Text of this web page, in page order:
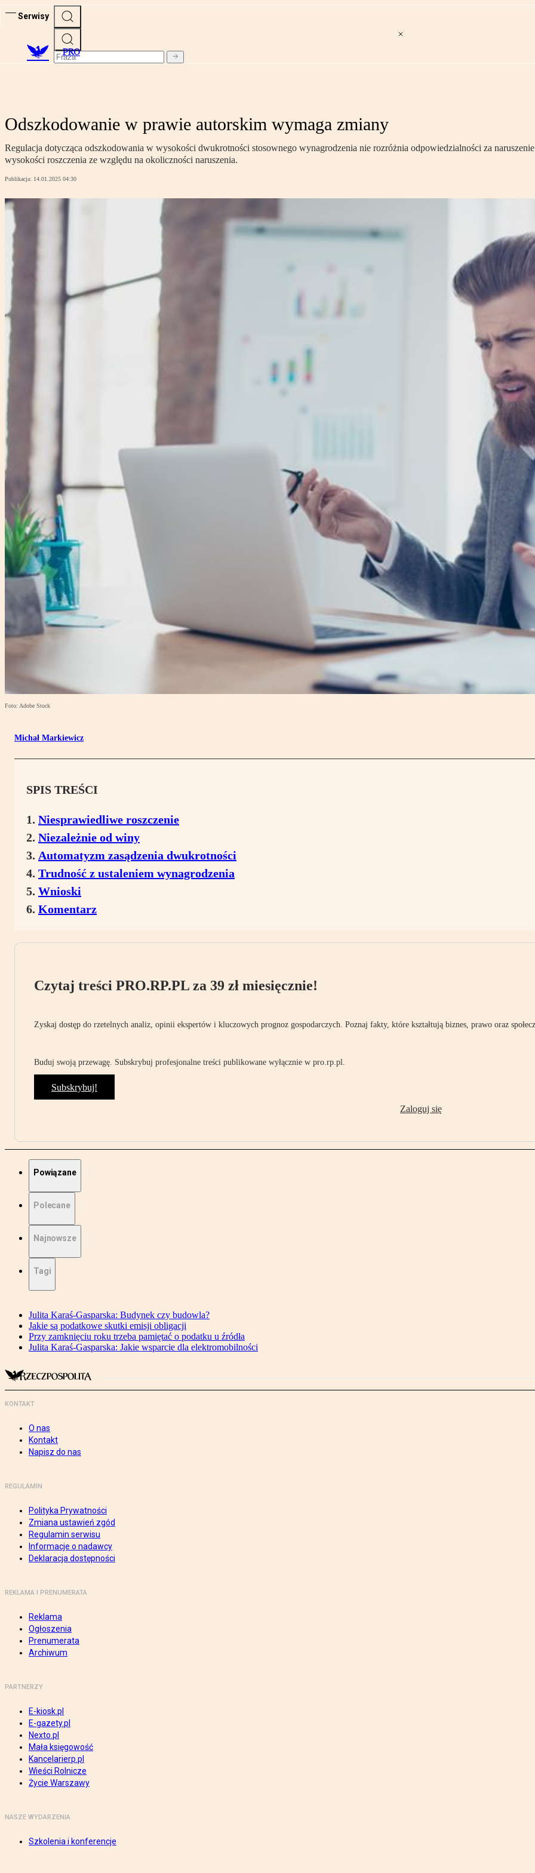
Serwisy
PRO
Odszkodowanie w prawie autorskim wymaga zmiany
Regulacja dotycząca odszkodowania w wysokości dwukrotności stosownego wynagrodzenia nie rozróżnia odpowiedzialności za
wysokości roszczenia ze względu na okoliczności naruszenia.
Publikacja: 14.01.2025 04:30
Foto: Adobe Stock
Michał Markiewicz
SPIS TREŚCI
Niesprawiedliwe roszczenie
Niezależnie od winy
Automatyzm zasądzenia dwukrotności
Trudność z ustaleniem wynagrodzenia
Wnioski
Komentarz
Czytaj treści PRO.RP.PL za 39 zł miesięcznie!
Zyskaj dostęp do rzetelnych analiz, opinii ekspertów i kluczowych prognoz gospodarczych. Poznaj fakty, które kształtują biznes, prawo oraz
Buduj swoją przewagę. Subskrybuj profesjonalne treści publikowane wyłącznie w pro.rp.pl.
Subskrybuj!
Zaloguj się
Powiązane
Polecane
Najnowsze
Tagi
Julita Karaś-Gasparska: Budynek czy budowla?
Jakie są podatkowe skutki emisji obligacji
Przy zamknięciu roku trzeba pamiętać o podatku u źródła
Julita Karaś-Gasparska: Jakie wsparcie dla elektromobilności
KONTAKT
O nas
Kontakt
Napisz do nas
REGULAMIN
Polityka Prywatności
Zmiana ustawień zgód
Regulamin serwisu
Informacje o nadawcy
Deklaracja dostępności
REKLAMA I PRENUMERATA
Reklama
Ogłoszenia
Prenumerata
Archiwum
PARTNERZY
E-kiosk.pl
E-gazety.pl
Nexto.pl
Mała księgowość
Kancelarierp.pl
Wieści Rolnicze
Życie Warszawy
NASZE WYDARZENIA
Szkolenia i konferencje